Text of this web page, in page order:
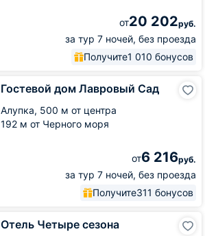
от20 202руб.
за тур 7 ночей, без проезда
Получите1 010 бонусов
Гостевой дом Лавровый Сад
Алупка, 500 м от центра
192 м от Черного моря
от6 216руб.
за тур 7 ночей, без проезда
Получите311 бонусов
Отель Четыре сезона